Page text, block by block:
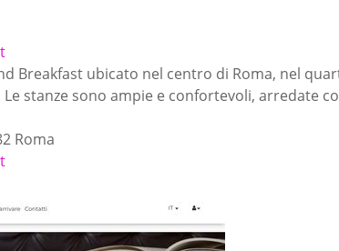
Breakfast ubicato nel centro di Roma, nel
stanze sono ampie e confortevoli, arredate
Roma